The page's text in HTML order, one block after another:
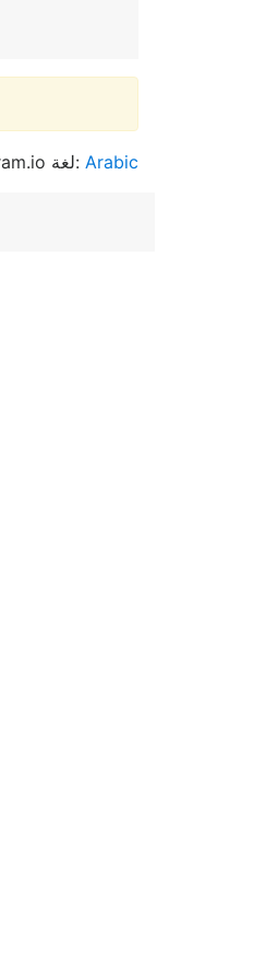
Tgram.io لغة: Arabic